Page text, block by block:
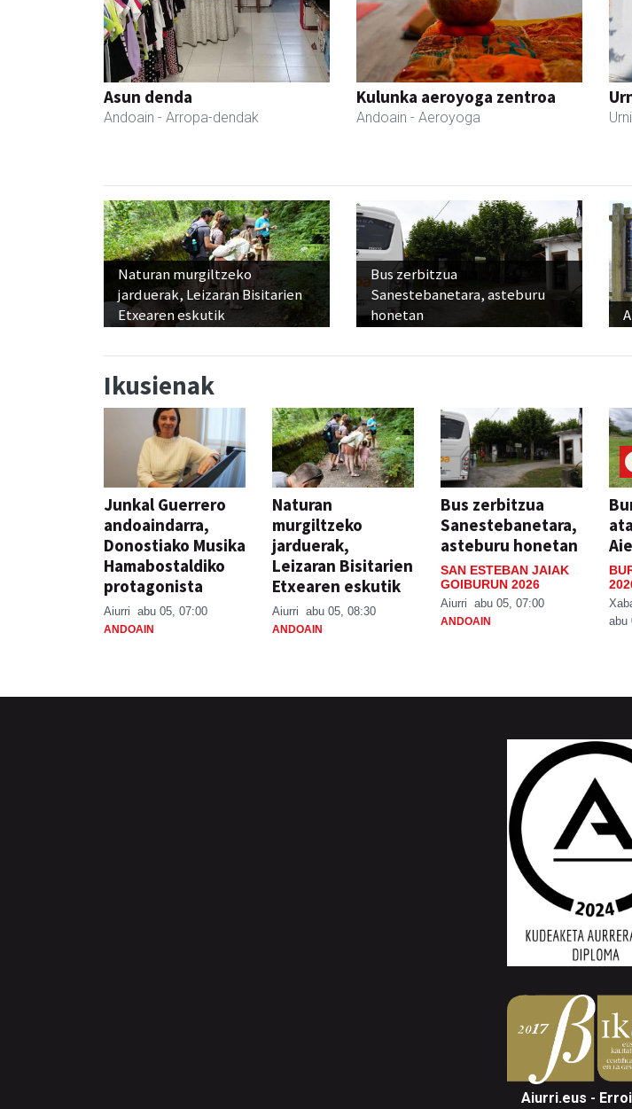
Asun denda
Andoain - Arropa-dendak
Kulunka aeroyoga zentroa
Andoain - Aeroyoga
Naturan murgiltzeko
jarduerak, Leizaran Bisitarien
Etxearen eskutik
Bus zerbitzua
Sanestebanetara, asteburu
honetan
Ikusienak
Junkal Guerrero
andoaindarra,
Donostiako Musika
Hamabostaldiko
protagonista
Aiurri abu 05, 07:00
ANDOAIN
Naturan
murgiltzeko
jarduerak,
Leizaran Bisitarien
Etxearen eskutik
Aiurri abu 05, 08:30
ANDOAIN
Bus zerbitzua
Sanestebanetara,
asteburu honetan
SAN ESTEBAN JAIAK
GOIBURUN 2026
Aiurri abu 05, 07:00
ANDOAIN
abu
Aiurri.eus -